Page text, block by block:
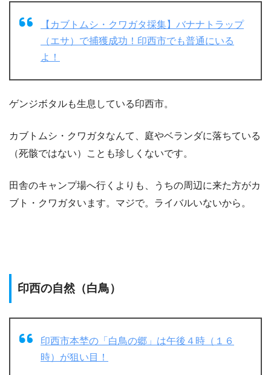
【カブトムシ・クワガタ採集】バナナトラップ
（エサ）で捕獲成功！印西市でも普通にいる
よ！
ゲンジボタルも生息している印西市。
カブトムシ・クワガタなんて、庭やベランダに落ちている
（死骸ではない）ことも珍しくないです。
田舎のキャンプ場へ行くよりも、うちの周辺に来た方がカ
ブト・クワガタいます。マジで。ライバルいないから。
印西の自然（白鳥）
印西市本埜の「白鳥の郷」は午後４時（１６
時）が狙い目！